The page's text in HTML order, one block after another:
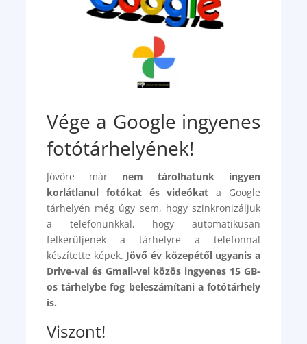
Vége a Google ingyenes
fotótárhelyének!
Jövőre már nem tárolhatunk ingyen
korlátlanul fotókat és videókat a Google
tárhelyén még úgy sem, hogy szinkronizáljuk
a telefonunkkal, hogy automatikusan
felkerüljenek a tárhelyre a telefonnal
készítette képek. Jövő év közepétől ugyanis a
Drive-val és Gmail-vel közös ingyenes 15 GB-
os tárhelybe fog beleszámítani a fotótárhely
is.
Viszont!